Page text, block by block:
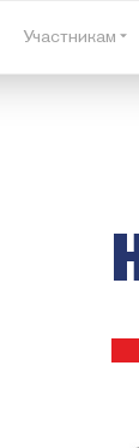
Участникам